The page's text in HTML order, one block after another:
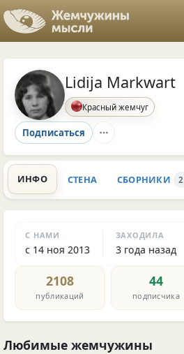
Lidija Markwart
Красный жемчуг
Подписаться
ИНФО СТЕНА СБОРНИКИ 2
С НАМИ
с 14 ноя 2013
ЗАХОДИЛА
3 года назад
2108
публикаций
44
подписчика
Любимые жемчужины